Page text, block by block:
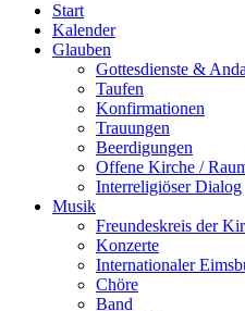
Start
Kalender
Glauben
Gottesdienste &
Taufen
Konfirmationen
Trauungen
Beerdigungen
Offene Kirche /
Interreligiöser Dialog
Musik
Freundeskreis der
Konzerte
Internationaler
Chöre
Band